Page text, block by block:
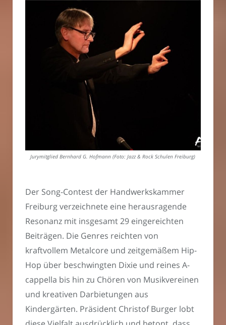
Jurymitglied Bernhard G. Hofmann (Foto: Jazz & Rock Schulen Freiburg)
Der Song-Contest der Handwerkskammer
Freiburg verzeichnete eine herausragende
Resonanz mit insgesamt 29 eingereichten
Beiträgen. Die Genres reichten von
kraftvollem Metalcore und zeitgemäßem Hip-
Hop über beschwingten Dixie und reines A-
cappella bis hin zu Chören von Musikvereinen
und kreativen Darbietungen aus
Kindergärten. Präsident Christof Burger lobt